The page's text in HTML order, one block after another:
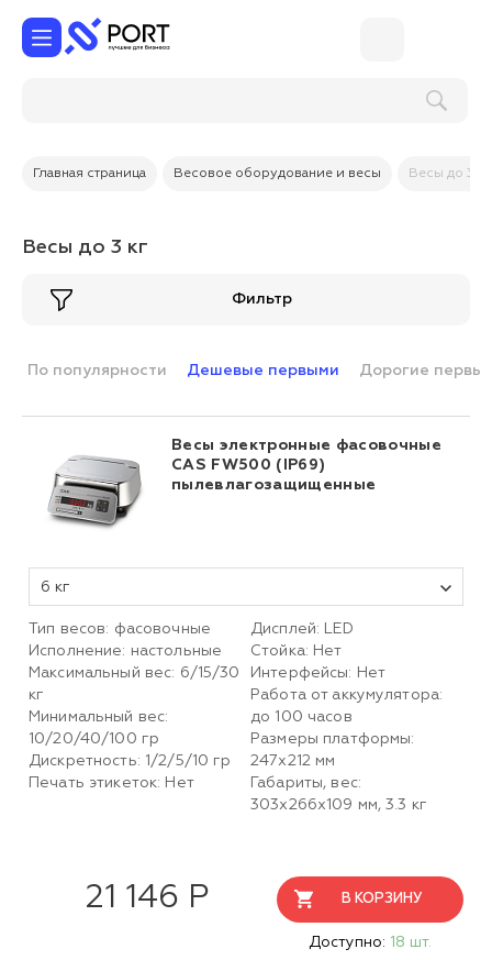
Главная страница Весовое оборудование и весы Весы до 3 кг
Весы до 3 кг
Фильтр
По популярности Дешевые первыми Дорогие
Весы электронные фасовочные
CAS FW500 (IP69)
пылевлагозащищенные
6 кг
Тип весов: фасовочные
Исполнение: настольные
Максимальный вес: 6/15/30
кг
Минимальный вес:
10/20/40/100 гр
Дискретность: 1/2/5/10 гр
Печать этикеток: Нет
Дисплей: LED
Стойка: Нет
Интерфейсы: Нет
Работа от аккумулятора:
до 100 часов
Размеры платформы:
247х212 мм
Габариты, вес:
303х266х109 мм, 3.3 кг
21 146 Р В КОРЗИНУ
Доступно: 18 шт.